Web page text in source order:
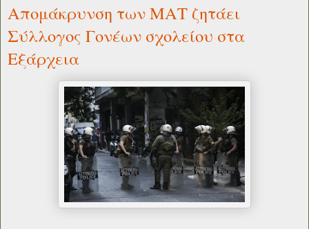
Απομάκρυνση των ΜΑΤ ζητάει
Σύλλογος Γονέων σχολείου στα
Εξάρχεια